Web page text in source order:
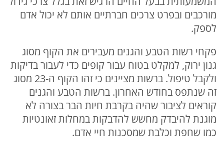
מורכבים ובפרט צרכים חברתיים אותם לא יכול אדם
לספק.
פקחי רשות הטבע והגנים מעבירים את הקוף מסוג
גנון ירוק, למקלט בטוח עבור קופים כדי לעבור בדיקות
ולקבל טיפול. ברשות מציינים כי זהו הקוף ה-23 מסוג
זה שנתפס בחודש האחרון. ברשות הטבע והגנים
קוראים לציבור שהיה בקרבת חיות הבר בצורה לא
מוגנת להיבדק מחשש להדבקות במחלות זאונטיות
כמו שחפת וכלבת שמסכנות חיי אדם.